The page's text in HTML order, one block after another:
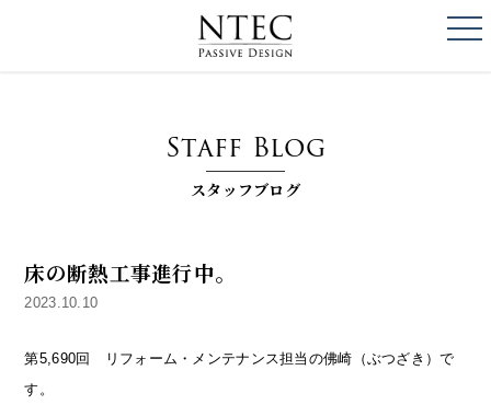
Staff Blog
スタッフブログ
床の断熱工事進行中。
2023.10.10
第5,690回 リフォーム・メンテナンス担当の佛崎（ぶつざき）で
す。